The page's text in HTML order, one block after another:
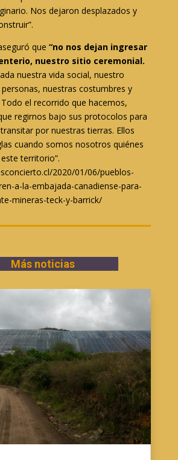
Nos dejaron desplazados y
que “no nos dejan ingresar
nuestro sitio ceremonial.
nuestra vida social, nuestro
nuestras costumbres y
el recorrido que hacemos,
regirnos bajo sus protocolos para
por nuestras tierras. Ellos
cuando somos nosotros quiénes
territorio”.
2020/01/06/pueblos-
a-la-embajada-canadiense-para-
mineras-teck-y-barrick/
Más noticias